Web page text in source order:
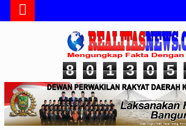
8 0 1 3 0 5